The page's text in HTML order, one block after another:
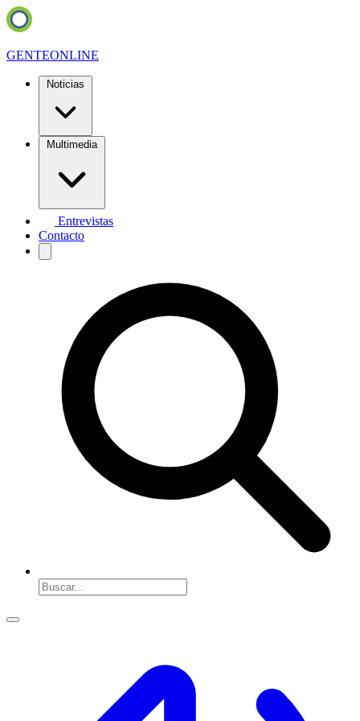
GENTEONLINE
Noticias
Multimedia
Entrevistas
Contacto